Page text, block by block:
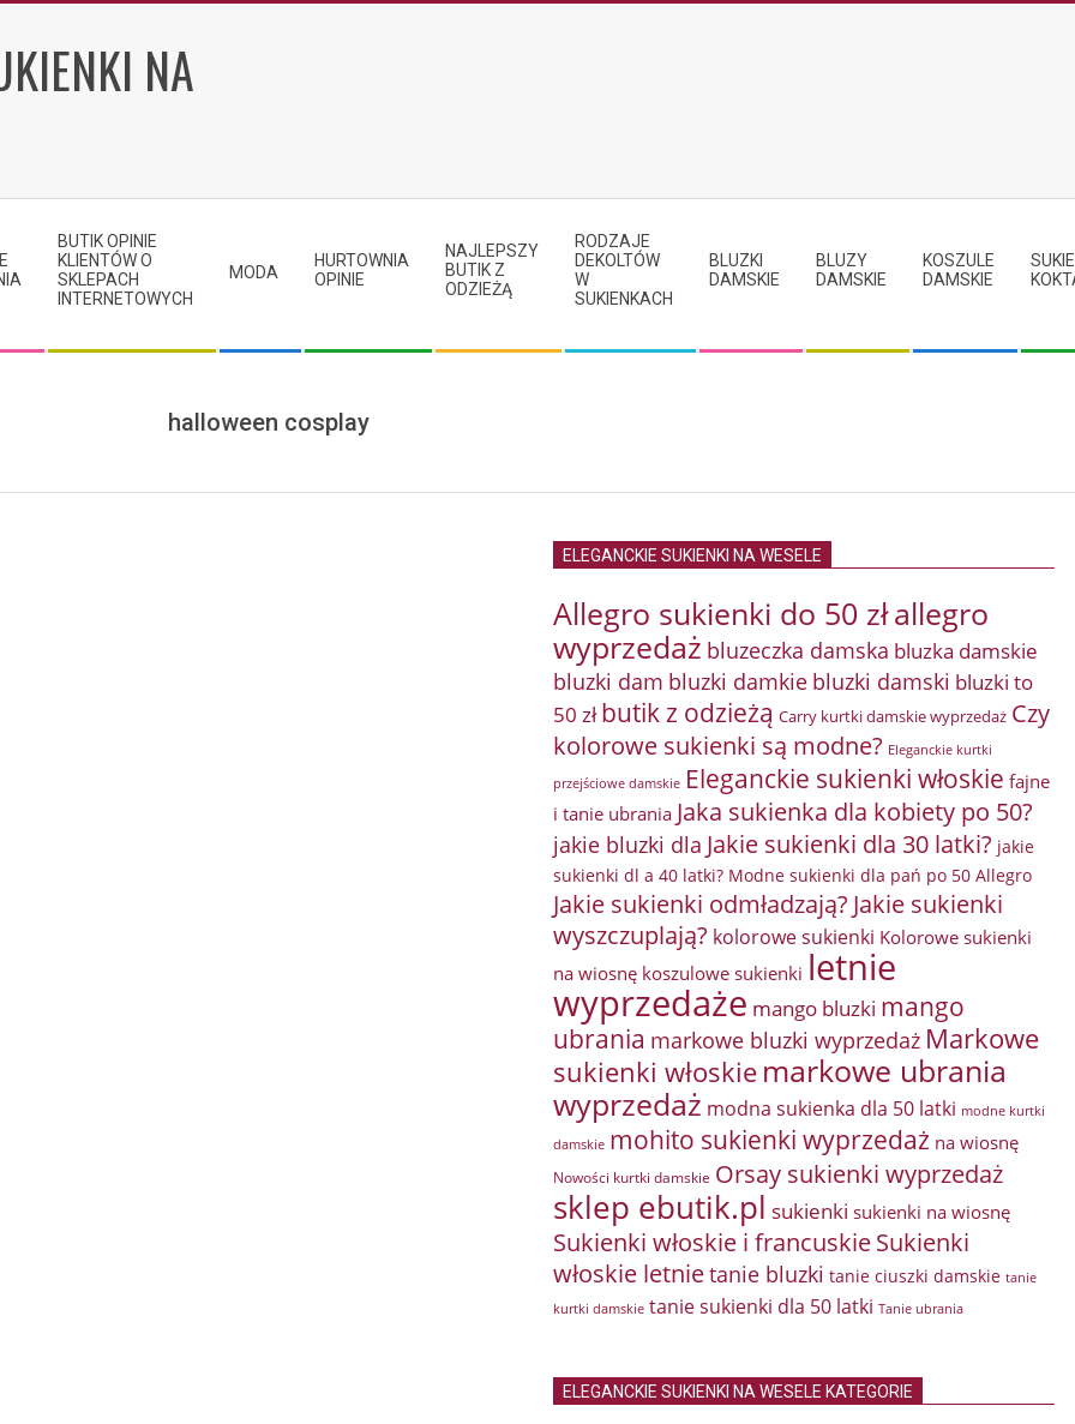
NA
BUTIK OPINIE
KLIENTÓW O
SKLEPACH
INTERNETOWYCH
MODA
HURTOWNIA
OPINIE
NAJLEPSZY
BUTIK Z
ODZIEŻĄ
RODZAJE
DEKOLTÓW
W
SUKIENKACH
BLUZKI
DAMSKIE
BLUZY
DAMSKIE
KOSZULE
DAMSKIE
halloween cosplay
ELEGANCKIE SUKIENKI NA WESELE
Allegro sukienki do 50 złallegro
wyprzedaż bluzeczka damska bluzka damskie
bluzki dam bluzki damkie bluzki damski bluzki to
50 zł butik z odzieżą Carry kurtki damskie wyprzedaż Czy
kolorowe sukienki są modne? Eleganckie kurtki
przejściowe damskie Eleganckie sukienki włoskie fajne
i tanie ubrania Jaka sukienka dla kobiety po 50?
jakie bluzki dla Jakie sukienki dla 30 latki? jakie
sukienki dl a 40 latki? Modne sukienki dla pań po 50 Allegro
Jakie sukienki odmładzają? Jakie sukienki
wyszczuplają? kolorowe sukienki Kolorowe sukienki
na wiosnę koszulowe sukienki letnie
wyprzedaże mango bluzki mango
ubrania markowe bluzki wyprzedaż Markowe
sukienki włoskie markowe ubrania
wyprzedaż modna sukienka dla 50 latki modne kurtki
damskie mohito sukienki wyprzedaż na wiosnę
Nowości kurtki damskie Orsay sukienki wyprzedaż
sklep ebutik.pl sukienki sukienki na wiosnę
Sukienki włoskie i francuskieSukienki
włoskie letnietanie bluzki tanie ciuszki damskie tanie
kurtki damskie tanie sukienki dla 50 latki Tanie ubrania
ELEGANCKIE SUKIENKI NA WESELE KATEGORIE